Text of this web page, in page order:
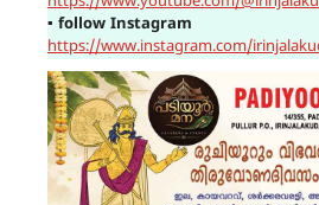
▪ follow Instagram
https://www.instagram.com/